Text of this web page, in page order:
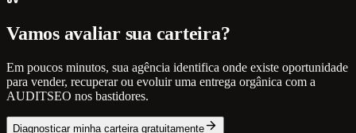
Vamos avaliar sua carteira?
Em poucos minutos, sua agência identifica onde existe oportunidade
para vender, recuperar ou evoluir uma entrega orgânica com a
AUDITSEO nos bastidores.
Diagnosticar minha carteira gratuitamente